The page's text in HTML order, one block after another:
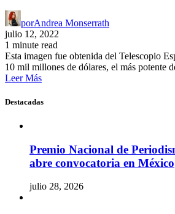
porAndrea Monserrath
julio 12, 2022
1 minute read
Esta imagen fue obtenida del Telescopio
10 mil millones de dólares, el más potente
Leer Más
Destacadas
Premio Nacional de
abre convocatoria en México
julio 28, 2026